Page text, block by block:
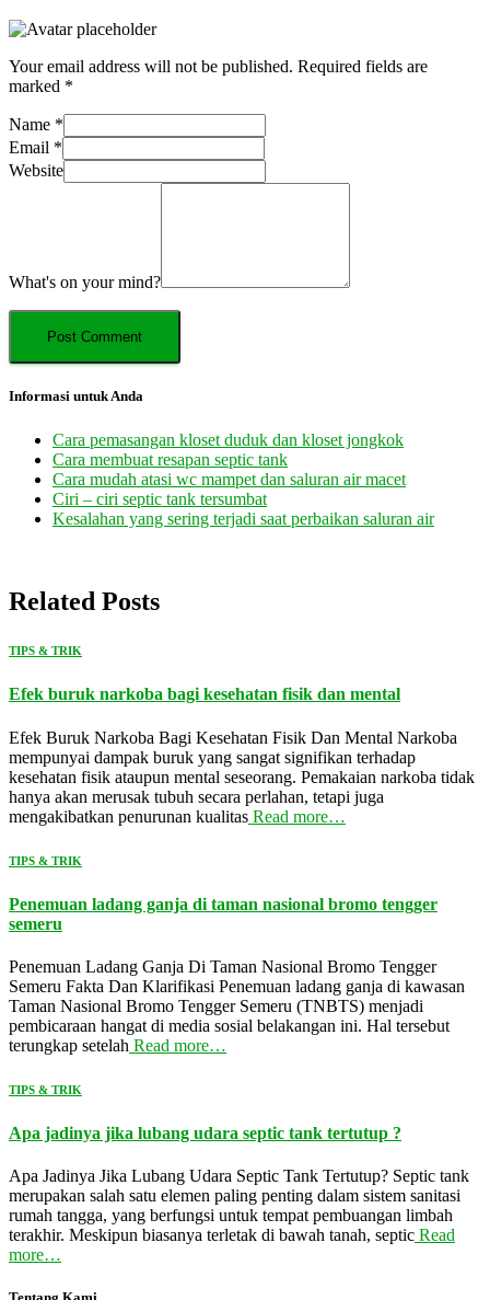
Your email address will not be published. Required fields are
marked *
Name *
Email *
Website
What's on your mind?
Informasi untuk Anda
Cara pemasangan kloset duduk dan kloset jongkok
Cara membuat resapan septic tank
Cara mudah atasi wc mampet dan saluran air macet
Ciri – ciri septic tank tersumbat
Kesalahan yang sering terjadi saat perbaikan saluran air
Related Posts
TIPS & TRIK
Efek buruk narkoba bagi kesehatan fisik dan mental
Efek Buruk Narkoba Bagi Kesehatan Fisik Dan Mental Narkoba
mempunyai dampak buruk yang sangat signifikan terhadap
kesehatan fisik ataupun mental seseorang. Pemakaian narkoba tidak
hanya akan merusak tubuh secara perlahan, tetapi juga
mengakibatkan penurunan kualitas Read more…
TIPS & TRIK
Penemuan ladang ganja di taman nasional bromo tengger
semeru
Penemuan Ladang Ganja Di Taman Nasional Bromo Tengger
Semeru Fakta Dan Klarifikasi Penemuan ladang ganja di kawasan
Taman Nasional Bromo Tengger Semeru (TNBTS) menjadi
pembicaraan hangat di media sosial belakangan ini. Hal tersebut
terungkap setelah Read more…
TIPS & TRIK
Apa jadinya jika lubang udara septic tank tertutup ?
Apa Jadinya Jika Lubang Udara Septic Tank Tertutup? Septic tank
merupakan salah satu elemen paling penting dalam sistem sanitasi
rumah tangga, yang berfungsi untuk tempat pembuangan limbah
terakhir. Meskipun biasanya terletak di bawah tanah, septic Read
more…